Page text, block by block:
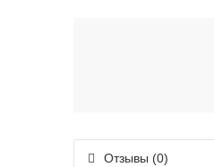
Отзывы (0)